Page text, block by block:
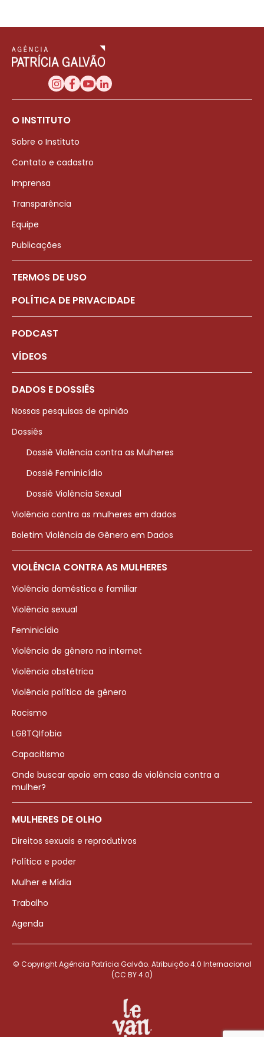
O INSTITUTO
Sobre o Instituto
Contato e cadastro
Imprensa
Transparência
Equipe
Publicações
TERMOS DE USO
POLÍTICA DE PRIVACIDADE
PODCAST
VÍDEOS
DADOS E DOSSIÊS
Nossas pesquisas de opinião
Dossiês
Dossiê Violência contra as Mulheres
Dossiê Feminicídio
Dossiê Violência Sexual
Violência contra as mulheres em dados
Boletim Violência de Gênero em Dados
VIOLÊNCIA CONTRA AS MULHERES
Violência doméstica e familiar
Violência sexual
Feminicídio
Violência de gênero na internet
Violência obstétrica
Violência política de gênero
Racismo
LGBTQIfobia
Capacitismo
Onde buscar apoio em caso de violência contra a
mulher?
MULHERES DE OLHO
Direitos sexuais e reprodutivos
Política e poder
Mulher e Mídia
Trabalho
Agenda
© Copyright Agência Patrícia Galvão. Atribuição 4.0 Internacional
(CC BY 4.0)